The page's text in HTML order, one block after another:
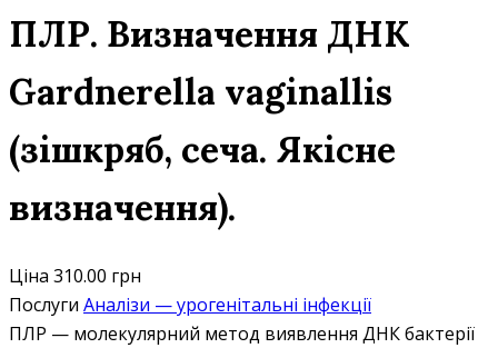
ПЛР. Визначення ДНК
Gardnerella vaginallis
(зішкряб, сеча. Якісне
визначення).
Ціна 310.00 грн
Послуги Аналізи — урогенітальні інфекції
ПЛР — молекулярний метод виявлення ДНК бактерії